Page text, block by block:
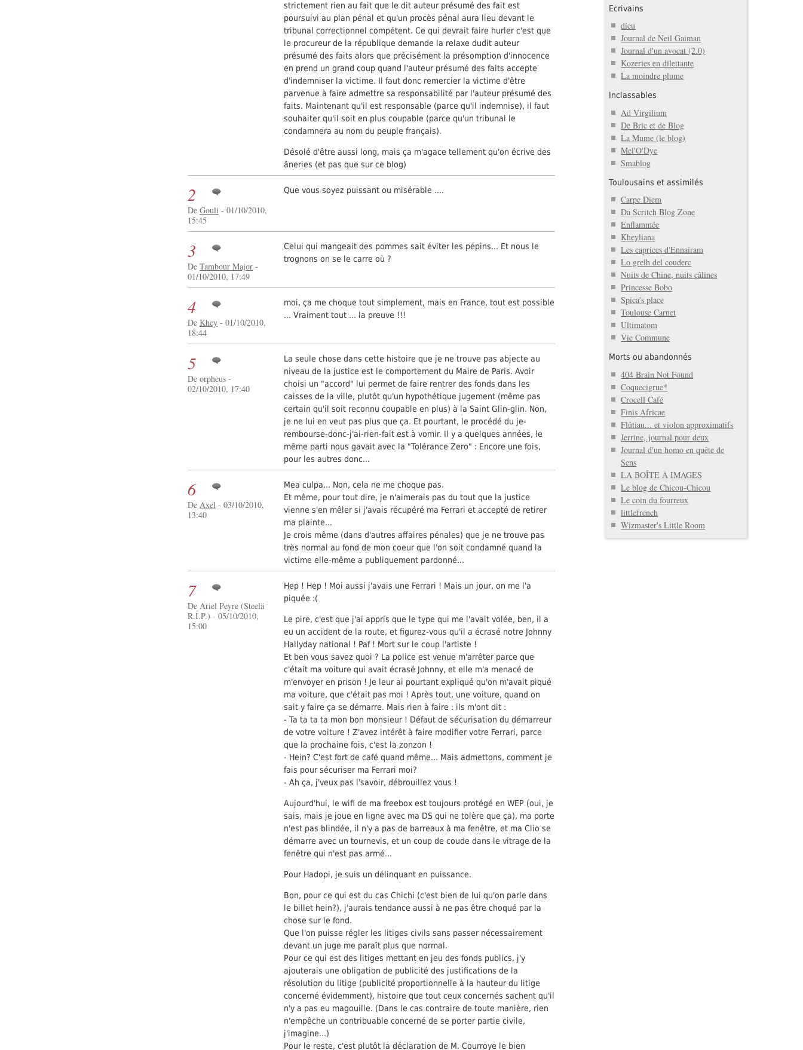
strictement rien au fait que le dit auteur présumé des fait est
poursuivi au plan pénal et qu'un procès pénal aura lieu devant le
tribunal correctionnel compétent. Ce qui devrait faire hurler c'est que
le procureur de la république demande la relaxe dudit auteur
présumé des faits alors que précisément la présomption d'innocence
en prend un grand coup quand l'auteur présumé des faits accepte
d'indemniser la victime. Il faut donc remercier la victime d'être
parvenue à faire admettre sa responsabilité par l'auteur présumé des
faits. Maintenant qu'il est responsable (parce qu'il indemnise), il faut
souhaiter qu'il soit en plus coupable (parce qu'un tribunal le
condamnera au nom du peuple français).
Désolé d'être aussi long, mais ça m'agace tellement qu'on écrive des
âneries (et pas que sur ce blog)
2
DeGouli - 01/10/2010,
15:45
Que vous soyez puissant ou misérable ....
3
DeTambour Major -
01/10/2010, 17:49
Celui qui mangeait des pommes sait éviter les pépins... Et nous le
trognons on se le carre où ?
4
DeKhey - 01/10/2010,
18:44
moi, ça me choque tout simplement, mais en France, tout est possible
... Vraiment tout ... la preuve !!!
5
De orpheus -
02/10/2010, 17:40
La seule chose dans cette histoire que je ne trouve pas abjecte au
niveau de la justice est le comportement du Maire de Paris. Avoir
choisi un "accord" lui permet de faire rentrer des fonds dans les
caisses de la ville, plutôt qu'un hypothétique jugement (même pas
certain qu'il soit reconnu coupable en plus) à la Saint Glin-glin. Non,
je ne lui en veut pas plus que ça. Et pourtant, le procédé du je-
rembourse-donc-j'ai-rien-fait est à vomir. Il y a quelques années, le
même parti nous gavait avec la "Tolérance Zero" : Encore une fois,
pour les autres donc...
6
DeAxel - 03/10/2010,
13:40
Mea culpa... Non, cela ne me choque pas.
Et même, pour tout dire, je n'aimerais pas du tout que la justice
vienne s'en mêler si j'avais récupéré ma Ferrari et accepté de retirer
ma plainte...
Je crois même (dans d'autres affaires pénales) que je ne trouve pas
très normal au fond de mon coeur que l'on soit condamné quand la
victime elle-même a publiquement pardonné...
7
De Ariel Peyre (Steelä
R.I.P.) - 05/10/2010,
15:00
Hep ! Hep ! Moi aussi j'avais une Ferrari ! Mais un jour, on me l'a
piquée :(
Le pire, c'est que j'ai appris que le type qui me l'avait volée, ben, il a
eu un accident de la route, et figurez-vous qu'il a écrasé notre Johnny
Hallyday national ! Paf ! Mort sur le coup l'artiste !
Et ben vous savez quoi ? La police est venue m'arrêter parce que
c'était ma voiture qui avait écrasé Johnny, et elle m'a menacé de
m'envoyer en prison ! Je leur ai pourtant expliqué qu'on m'avait piqué
ma voiture, que c'était pas moi ! Après tout, une voiture, quand on
sait y faire ça se démarre. Mais rien à faire : ils m'ont dit :
- Ta ta ta ta mon bon monsieur ! Défaut de sécurisation du démarreur
de votre voiture ! Z'avez intérêt à faire modifier votre Ferrari, parce
que la prochaine fois, c'est la zonzon !
- Hein? C'est fort de café quand même... Mais admettons, comment je
fais pour sécuriser ma Ferrari moi?
- Ah ça, j'veux pas l'savoir, débrouillez vous !
Aujourd'hui, le wifi de ma freebox est toujours protégé en WEP (oui, je
sais, mais je joue en ligne avec ma DS qui ne tolère que ça), ma porte
n'est pas blindée, il n'y a pas de barreaux à ma fenêtre, et ma Clio se
démarre avec un tournevis, et un coup de coude dans le vitrage de la
fenêtre qui n'est pas armé...
Pour Hadopi, je suis un délinquant en puissance.
Bon, pour ce qui est du cas Chichi (c'est bien de lui qu'on parle dans
le billet hein?), j'aurais tendance aussi à ne pas être choqué par la
chose sur le fond.
Que l'on puisse régler les litiges civils sans passer nécessairement
devant un juge me paraît plus que normal.
Pour ce qui est des litiges mettant en jeu des fonds publics, j'y
ajouterais une obligation de publicité des justifications de la
résolution du litige (publicité proportionnelle à la hauteur du litige
concerné évidemment), histoire que tout ceux concernés sachent qu'il
n'y a pas eu magouille. (Dans le cas contraire de toute manière, rien
n'empêche un contribuable concerné de se porter partie civile,
j'imagine...)
Pour le reste, c'est plutôt la déclaration de M. Courroye le bien
Ecrivains
dieu
Journal de Neil Gaiman
Journal d'un avocat (2.0)
Kozeries en dilettante
La moindre plume
Inclassables
Ad Virgilium
De Bric et de Blog
La Mume (le blog)
Mel'O'Dye
Smablog
Toulousains et assimilés
Carpe Diem
Da Scritch Blog Zone
Enflammée
Kheyliana
Les caprices d'Ennairam
Lo grelh del couderc
Nuits de Chine, nuits câlines
Princesse Bobo
Spica's place
Toulouse Carnet
Ultimatom
Vie Commune
Morts ou abandonnés
404 Brain Not Found
Coquecigrue*
Crocell Café
Finis Africae
Flûtiau... et violon approximatifs
Jerrine, journal pour deux
Journal d'un homo en quête de
Sens
LA BOÎTE À IMAGES
Le blog de Chicou-Chicou
Le coin du fourreux
littlefrench
Wizmaster's Little Room